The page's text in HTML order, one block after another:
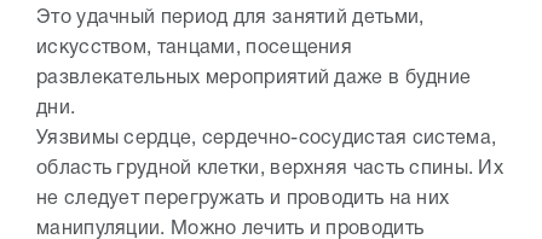
Это удачный период для занятий детьми,
искусством, танцами, посещения
развлекательных мероприятий даже в будние
дни.
Уязвимы сердце, сердечно-сосудистая система,
область грудной клетки, верхняя часть спины. Их
не следует перегружать и проводить на них
манипуляции. Можно лечить и проводить